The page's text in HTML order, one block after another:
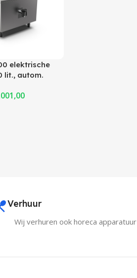
Ovens & magnetrons
Vacumeermachines
Citruspers
elektrische
lit., autom.
80cm
Verhuur
Wij verhuren ook horeca apparatuur